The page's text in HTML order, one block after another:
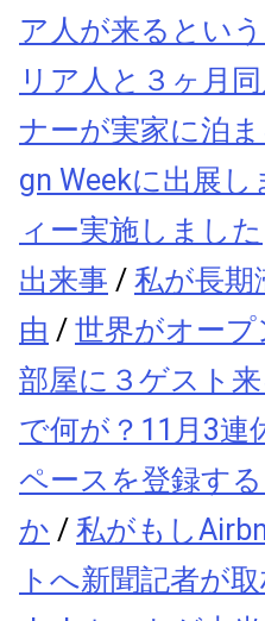
ア人が来るとい
リア人と３ヶ月
ナーが実家に泊ま
gn Weekに出展し
ィー実施しました
出来事 / 私が長期
由 / 世界がオー
部屋に３ゲスト
で何が？11月3連
ペースを登録す
か / 私がもし
トへ新聞記者が